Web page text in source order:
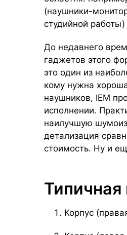
(наушники-
студийной
До недавнего
гаджетов этого
это один из
кому нужна
наушников, IEM
исполнении.
наилучшую
детализация
стоимость. Ну и
Типичная
Корпус